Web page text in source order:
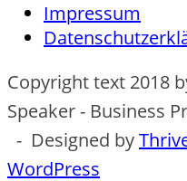
Impressum
Copyright text 2018
Speaker - Business
- Designed by
WordPress